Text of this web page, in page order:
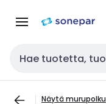
navigointiinsisältöön
Haku
Näytä murupolku